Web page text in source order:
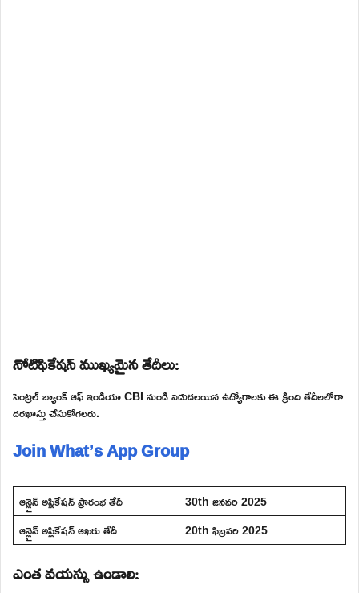
నోటిఫికేషన్ ముఖ్యమైన తేదీలు:
సెంట్రల్ బ్యాంక్ ఆఫ్ ఇండియా CBI నుండి విడుదలయిన ఉద్యోగాలకు ఈ క్రింది తేదీలలోగా
దరఖాస్తు చేసుకోగలరు.
Join What’s App Group
ఆన్లైన్ అప్లికేషన్ ప్రారంభ తేదీ
30th జనవరి 2025
ఆన్లైన్ అప్లికేషన్ ఆఖరు తేదీ
20th ఫిబ్రవరి 2025
ఎంత వయస్సు ఉండాలి: